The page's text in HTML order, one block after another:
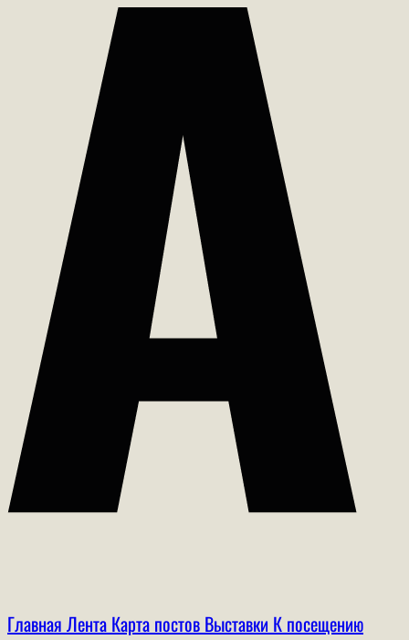
Главная Лента Карта постов Выставки К посещению